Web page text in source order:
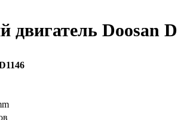
двигатель Doosan